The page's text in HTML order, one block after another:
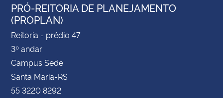
PRÓ-REITORIA DE PLANEJAMENTO
(PROPLAN)
Reitoria - prédio 47
3º andar
Campus Sede
Santa Maria-RS
55 3220 8292